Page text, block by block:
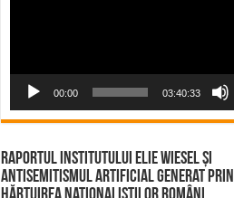
00:00 03:40:33
Raportul Institutului Elie Wiesel și
Antisemitismul Artificial Generat prin